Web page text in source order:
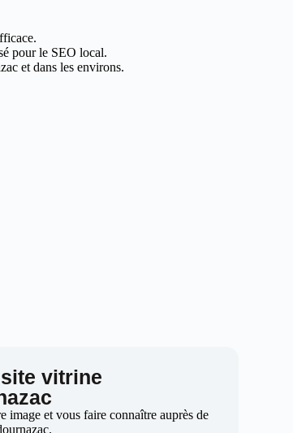
pour le SEO local.
et dans les environs.
vitrine
image et vous faire connaître auprès de